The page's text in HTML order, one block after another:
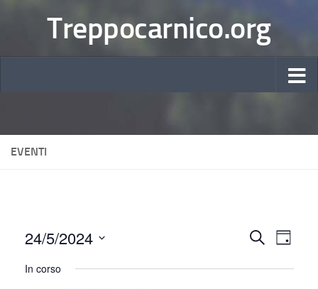
Treppocarnico.org
EVENTI
E
v
Cerca
E
v
Giorno
24/5/2024
In corso